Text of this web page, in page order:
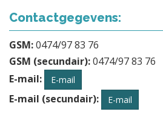
Contactgegevens:
GSM:0474/97 83 76
GSM (secundair):0474/97 83 76
E-mail:
E-mail
E-mail (secundair): E-mail